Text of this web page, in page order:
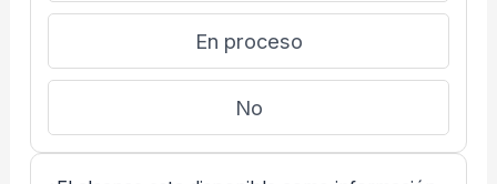
En proceso
No